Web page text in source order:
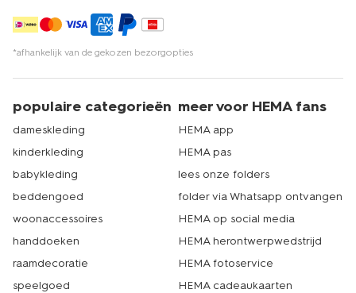
*afhankelijk van de gekozen bezorgopties
populaire categorieën
dameskleding
kinderkleding
babykleding
beddengoed
woonaccessoires
handdoeken
raamdecoratie
speelgoed
meer voor HEMA fans
HEMA app
HEMA pas
lees onze folders
folder via Whatsapp ontvangen
HEMA op social media
HEMA herontwerpwedstrijd
HEMA fotoservice
HEMA cadeaukaarten